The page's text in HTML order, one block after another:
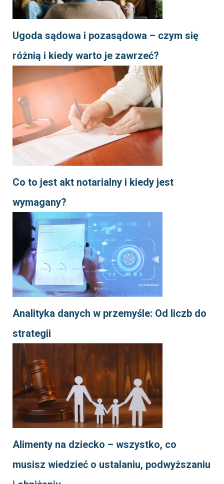
Ugoda sądowa i pozasądowa – czym się
różnią i kiedy warto je zawrzeć?
Co to jest akt notarialny i kiedy jest
wymagany?
Analityka danych w przemyśle: Od liczb do
strategii
Alimenty na dziecko – wszystko, co
musisz wiedzieć o ustalaniu, podwyższaniu